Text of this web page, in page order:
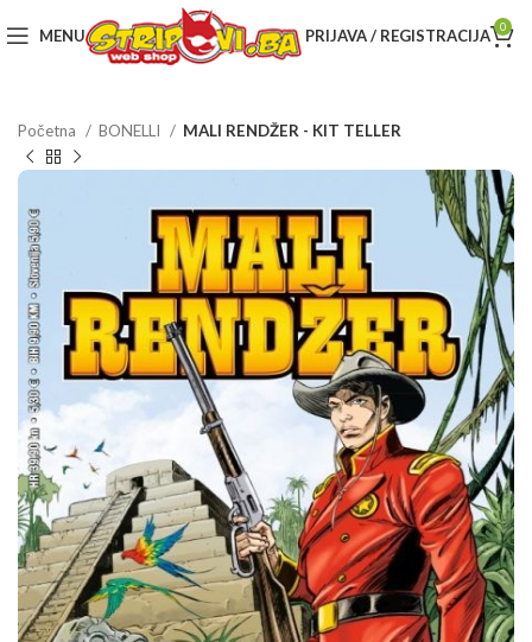
MENU PRIJAVA / REGISTRACIJA 0
Početna BONELLI MALI RENDŽER - KIT TELLER